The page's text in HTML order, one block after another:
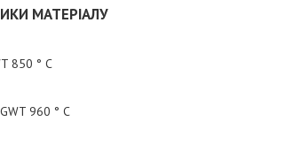
МАТЕРІАЛУ
850 ° C
960 ° C